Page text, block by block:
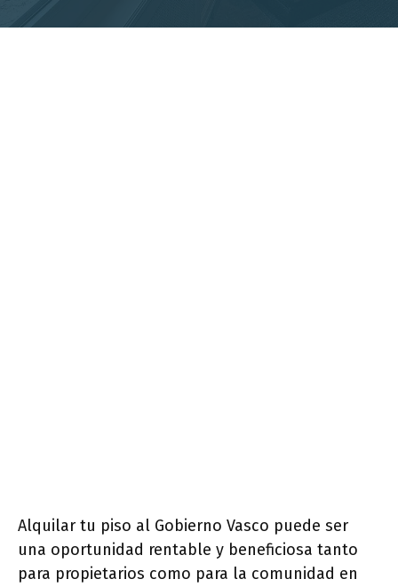
Alquilar tu piso al Gobierno Vasco puede ser
una oportunidad rentable y beneficiosa tanto
para propietarios como para la comunidad en